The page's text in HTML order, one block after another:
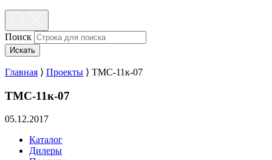
Поиск
Искать
Главная ⟩ Проекты ⟩ ТМС-11к-07
ТМС-11к-07
05.12.2017
Каталог
Дилеры